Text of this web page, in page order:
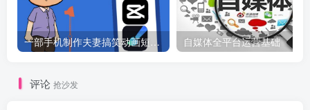
一部手机制作夫妻搞笑动画短视频教程，零基础也能快速上手 自媒体全平台运营基础
评论 抢沙发